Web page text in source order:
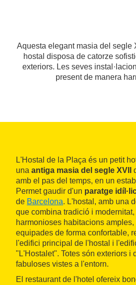
Aquesta elegant masia del segle
hostal disposa de catorze
exteriors. Les seves
present de manera
L'Hostal de la Plaça és un petit
una antiga masia del segle XVII
amb el pas del temps, en un
Permet gaudir d'un paratge
de Barcelona. L'hostal, amb una
que combina tradició i
harmonioses habitacions
equipades de forma confortable,
l'edifici principal de l'hostal i
"L'Hostalet". Totes són exteriors i
fabuloses vistes a l'entorn.
El restaurant de l'hotel ofereix